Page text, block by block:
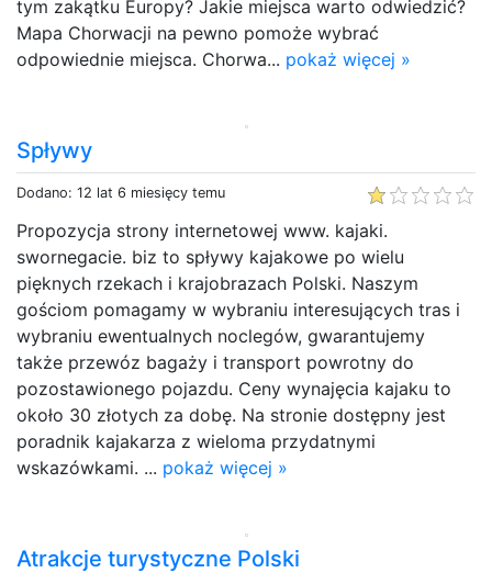
tym zakątku Europy? Jakie miejsca warto odwiedzić?
Mapa Chorwacji na pewno pomoże wybrać
odpowiednie miejsca. Chorwa... pokaż więcej »
Spływy
Dodano: 12 lat 6 miesięcy temu
Propozycja strony internetowej www. kajaki.
swornegacie. biz to spływy kajakowe po wielu
pięknych rzekach i krajobrazach Polski. Naszym
gościom pomagamy w wybraniu interesujących tras i
wybraniu ewentualnych noclegów, gwarantujemy
także przewóz bagaży i transport powrotny do
pozostawionego pojazdu. Ceny wynajęcia kajaku to
około 30 złotych za dobę. Na stronie dostępny jest
poradnik kajakarza z wieloma przydatnymi
wskazówkami. ... pokaż więcej »
Atrakcje turystyczne Polski